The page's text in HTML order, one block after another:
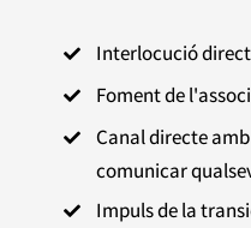
 Interlocució
 Foment de

Canal directe
comunicar

Impuls de la